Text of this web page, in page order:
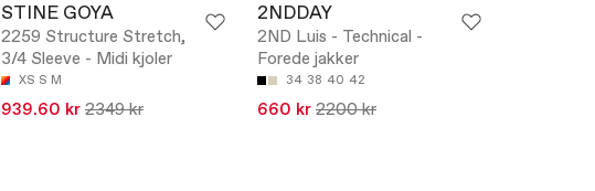
STINE GOYA
2259 Structure Stretch,
3/4 Sleeve - Midi kjoler
XS S M
939.60 kr 2349 kr
2NDDAY
2ND Luis - Technical -
Forede jakker
34 38 40 42
660 kr 2200 kr